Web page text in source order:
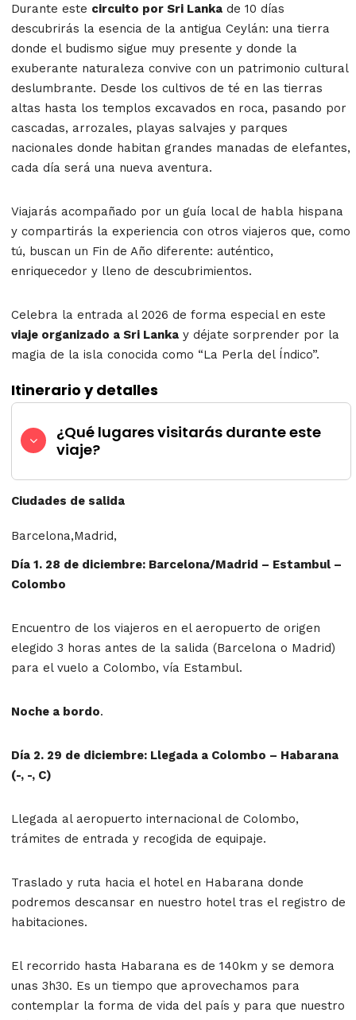
Durante este circuito por Sri Lanka de 10 días
descubrirás la esencia de la antigua Ceylán: una tierra
donde el budismo sigue muy presente y donde la
exuberante naturaleza convive con un patrimonio cultural
deslumbrante. Desde los cultivos de té en las tierras
altas hasta los templos excavados en roca, pasando por
cascadas, arrozales, playas salvajes y parques
nacionales donde habitan grandes manadas de elefantes,
cada día será una nueva aventura.
Viajarás acompañado por un guía local de habla hispana
y compartirás la experiencia con otros viajeros que, como
tú, buscan un Fin de Año diferente: auténtico,
enriquecedor y lleno de descubrimientos.
Celebra la entrada al 2026 de forma especial en este
viaje organizado a Sri Lanka y déjate sorprender por la
magia de la isla conocida como “La Perla del Índico”.
Itinerario y detalles
¿Qué lugares visitarás durante este
viaje?
Ciudades de salida
Barcelona,Madrid,
Día 1. 28 de diciembre: Barcelona/Madrid – Estambul –
Colombo
Encuentro de los viajeros en el aeropuerto de origen
elegido 3 horas antes de la salida (Barcelona o Madrid)
para el vuelo a Colombo, vía Estambul.
Noche a bordo.
Día 2. 29 de diciembre: Llegada a Colombo – Habarana
(-, -, C)
Llegada al aeropuerto internacional de Colombo,
trámites de entrada y recogida de equipaje.
Traslado y ruta hacia el hotel en Habarana donde
podremos descansar en nuestro hotel tras el registro de
habitaciones.
El recorrido hasta Habarana es de 140km y se demora
unas 3h30. Es un tiempo que aprovechamos para
contemplar la forma de vida del país y para que nuestro